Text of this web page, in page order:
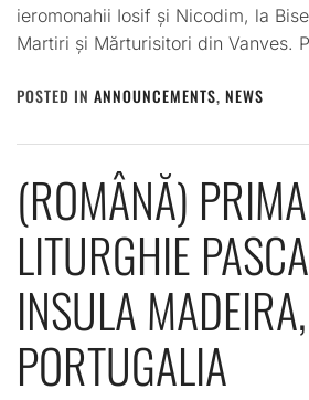
ieromonahii Iosif și Nicodim, la
Martiri și Mărturisitori din Vanves.
POSTED IN ANNOUNCEMENTS, NEWS
(ROMÂNĂ) PRIMA
LITURGHIE
INSULA MADEIRA,
PORTUGALIA